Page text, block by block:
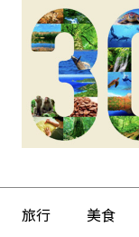
旅行 美食